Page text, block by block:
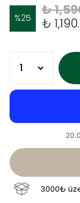
%25
₺
₺
3000₺